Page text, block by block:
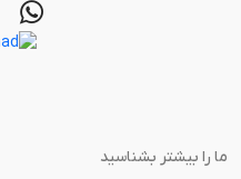
ما را بیشتر بشناسید